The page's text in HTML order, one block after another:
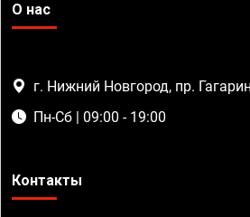
О нас
г. Нижний Новгород, пр.
Пн-Сб | 09:00 - 19:00
Контакты